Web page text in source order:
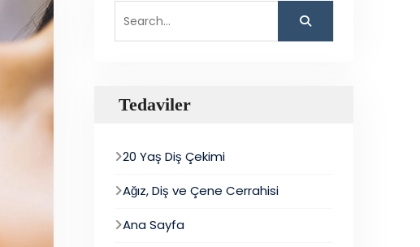
Tedaviler
20 Yaş Diş Çekimi
Ağız, Diş ve Çene Cerrahisi
Ana Sayfa